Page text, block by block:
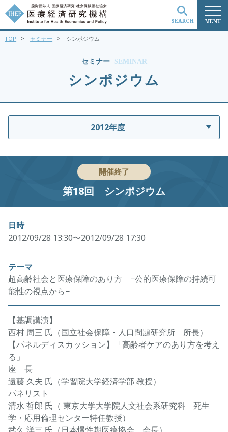
MENU
SEARCH
セミナー SEMINAR
シンポジウム
TOP > セミナー > シンポジウム
2012年度
開催終了
第18回 シンポジウム
日時
2012/09/28 13:30〜2012/09/28 17:30
テーマ
超高齢社会と医療保障のあり方 −公的医療保障の持続可
能性の視点から−
【基調講演】
西村 周三 氏（国立社会保障・人口問題研究所 所長）
【パネルディスカッション】「高齢者ケアのあり方を考え
る」
座 長
遠藤 久夫 氏（学習院大学経済学部 教授）
パネリスト
清水 哲郎 氏（ 東京大学大学院人文社会系研究科 死生
学・応用倫理センター特任教授）